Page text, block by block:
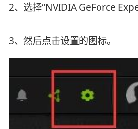
2、选择“NVIDIA GeForce
3、然后点击设置的图标。